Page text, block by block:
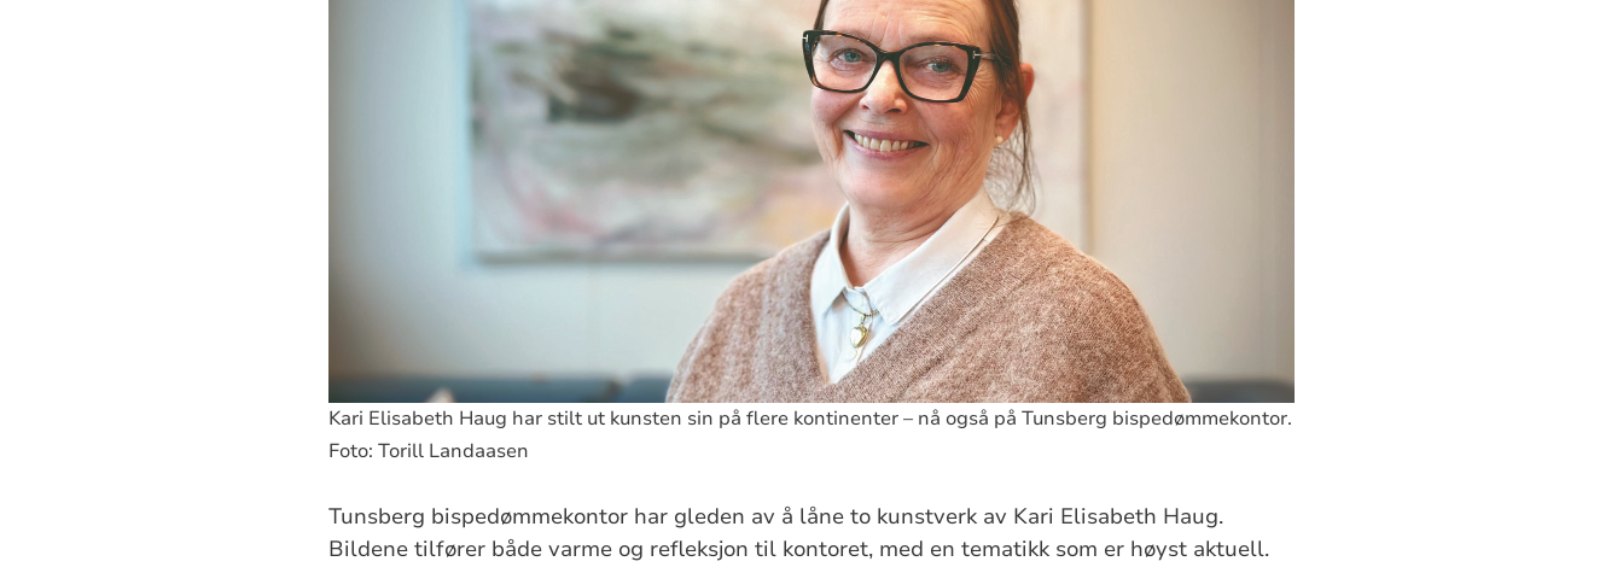
Kari Elisabeth Haug har stilt ut kunsten sin på flere kontinenter – nå også på Tunsberg bispedømmekontor.
Foto: Torill Landaasen
Tunsberg bispedømmekontor har gleden av å låne to kunstverk av Kari Elisabeth Haug.
Bildene tilfører både varme og refleksjon til kontoret, med en tematikk som er høyst aktuell.